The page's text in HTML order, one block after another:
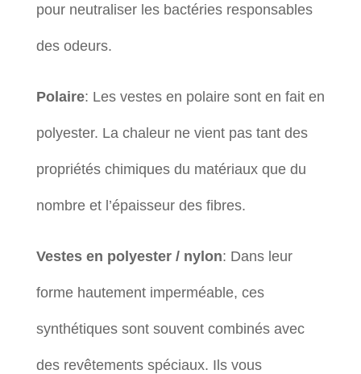
pour neutraliser les bactéries responsables
des odeurs.
Polaire: Les vestes en polaire sont en fait en
polyester. La chaleur ne vient pas tant des
propriétés chimiques du matériaux que du
nombre et l’épaisseur des fibres.
Vestes en polyester / nylon: Dans leur
forme hautement imperméable, ces
synthétiques sont souvent combinés avec
des revêtements spéciaux. Ils vous